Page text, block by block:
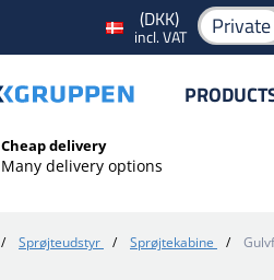
(DKK)
incl. VAT Private
Cheap delivery
Many delivery options
/ Sprøjteudstyr / Sprøjtekabine /